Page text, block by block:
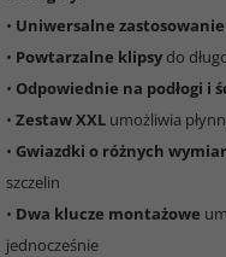
• Uniwersalne zastosowanie
• Powtarzalne klipsy do
• Odpowiednie na podłogi i
• Zestaw XXL umożliwia
• Gwiazdki o różnych
szczelin
• Dwa klucze montażowe
jednocześnie